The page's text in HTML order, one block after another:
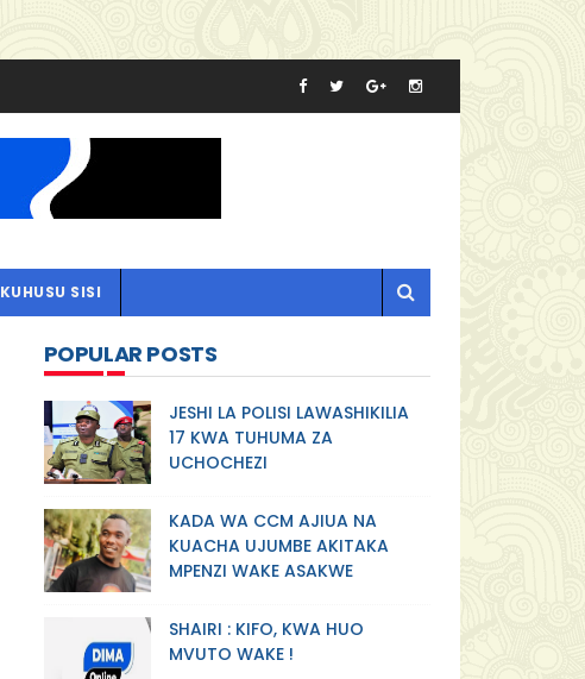
KUHUSU SISI
POPULAR POSTS
JESHI LA POLISI LAWASHIKILIA
17 KWA TUHUMA ZA
UCHOCHEZI
KADA WA CCM AJIUA NA
KUACHA UJUMBE AKITAKA
MPENZI WAKE ASAKWE
SHAIRI : KIFO, KWA HUO
MVUTO WAKE !